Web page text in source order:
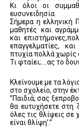
Κι όλοι οι
ευσυνειδησία.
Σήμερα η ελληνική
μαθητές και
και
επαγγελματίες,
πτυχία πολλά χωρίς
Τι φταίει;….ας το
Κλείνουμε με τα
στο σχολείο, στην
”Παιδιά, σας
θα ευτυχήσετε στη
όλες τις θλίψεις σε
είναι θλίψη’.”